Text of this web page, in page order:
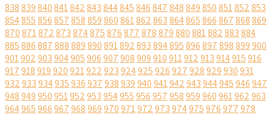
838839840841842843844845846847848849850851852853
854855856857858859860861862863864865866867868869
870871872873874875876877878879880881882883884
885886887888889890891892893894895896897898899900
901902903904905906907908909910911912913914915916
917918919920921922923924925926927928929930931
932933934935936937938939940941942943944945946947
948949950951952953954955956957958959960961962963
964965966967968969970971972973974975976977978